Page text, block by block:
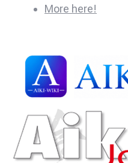
More here!